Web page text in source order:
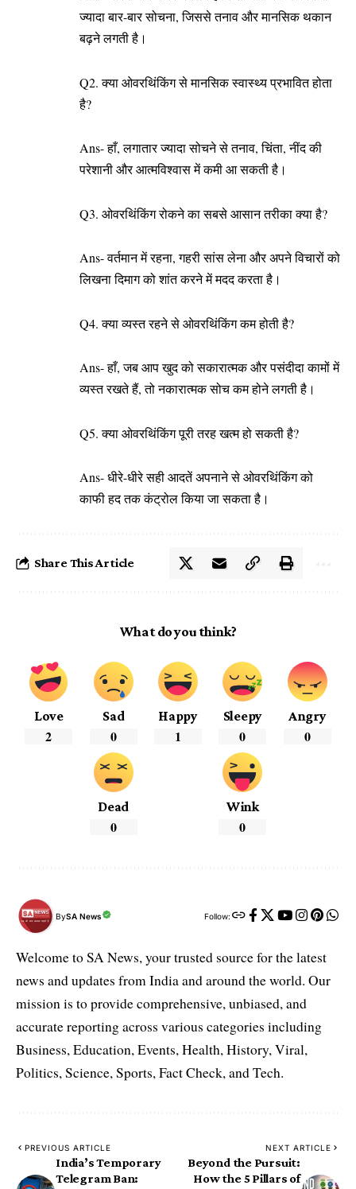
ज्यादा बार-बार सोचना, जिससे तनाव और मानसिक थकान
बढ़ने लगती है।
Q2. क्या ओवरथिंकिंग से मानसिक स्वास्थ्य प्रभावित होता
है?
Ans- हाँ, लगातार ज्यादा सोचने से तनाव, चिंता, नींद की
परेशानी और आत्मविश्वास में कमी आ सकती है।
Q3. ओवरथिंकिंग रोकने का सबसे आसान तरीका क्या है?
Ans- वर्तमान में रहना, गहरी सांस लेना और अपने विचारों को
लिखना दिमाग को शांत करने में मदद करता है।
Q4. क्या व्यस्त रहने से ओवरथिंकिंग कम होती है?
Ans- हाँ, जब आप खुद को सकारात्मक और पसंदीदा कामों में
व्यस्त रखते हैं, तो नकारात्मक सोच कम होने लगती है।
Q5. क्या ओवरथिंकिंग पूरी तरह खत्म हो सकती है?
Ans- धीरे-धीरे सही आदतें अपनाने से ओवरथिंकिंग को
काफी हद तक कंट्रोल किया जा सकता है।
Share This Article
What do you think?
Love
2
Sad
0
Happy
1
Sleepy
0
Angry
0
Dead
0
Wink
0
BySA News Follow:
Welcome to SA News, your trusted source for the latest
news and updates from India and around the world. Our
mission is to provide comprehensive, unbiased, and
accurate reporting across various categories including
Business, Education, Events, Health, History, Viral,
Politics, Science, Sports, Fact Check, and Tech.
PREVIOUS ARTICLE
India’s Temporary
Telegram Ban:
NEXT ARTICLE
​Beyond the Pursuit:
How the 5 Pillars of